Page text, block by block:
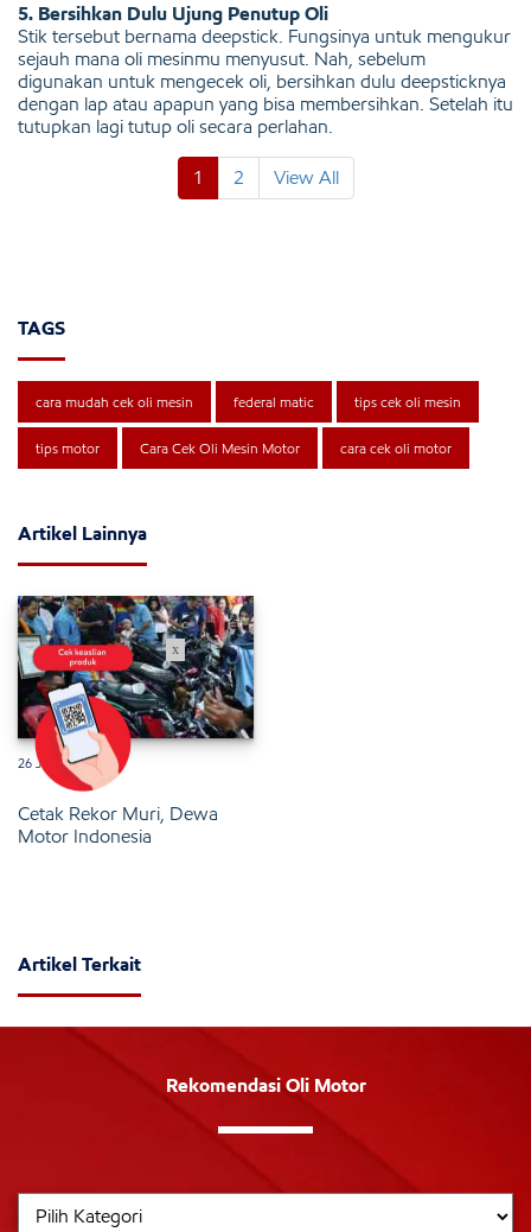
5. Bersihkan Dulu Ujung Penutup Oli
Stik tersebut bernama deepstick. Fungsinya untuk mengukur
sejauh mana oli mesinmu menyusut. Nah, sebelum
digunakan untuk mengecek oli, bersihkan dulu deepsticknya
dengan lap atau apapun yang bisa membersihkan. Setelah itu
tutupkan lagi tutup oli secara perlahan.
1 2 View All
TAGS
cara mudah cek oli mesin federal matic tips cek oli mesin
tips motor Cara Cek Oli Mesin Motor cara cek oli motor
Artikel Lainnya
26 Januari 2025
Cetak Rekor Muri, Dewa
Motor Indonesia
Artikel Terkait
Rekomendasi Oli Motor
x